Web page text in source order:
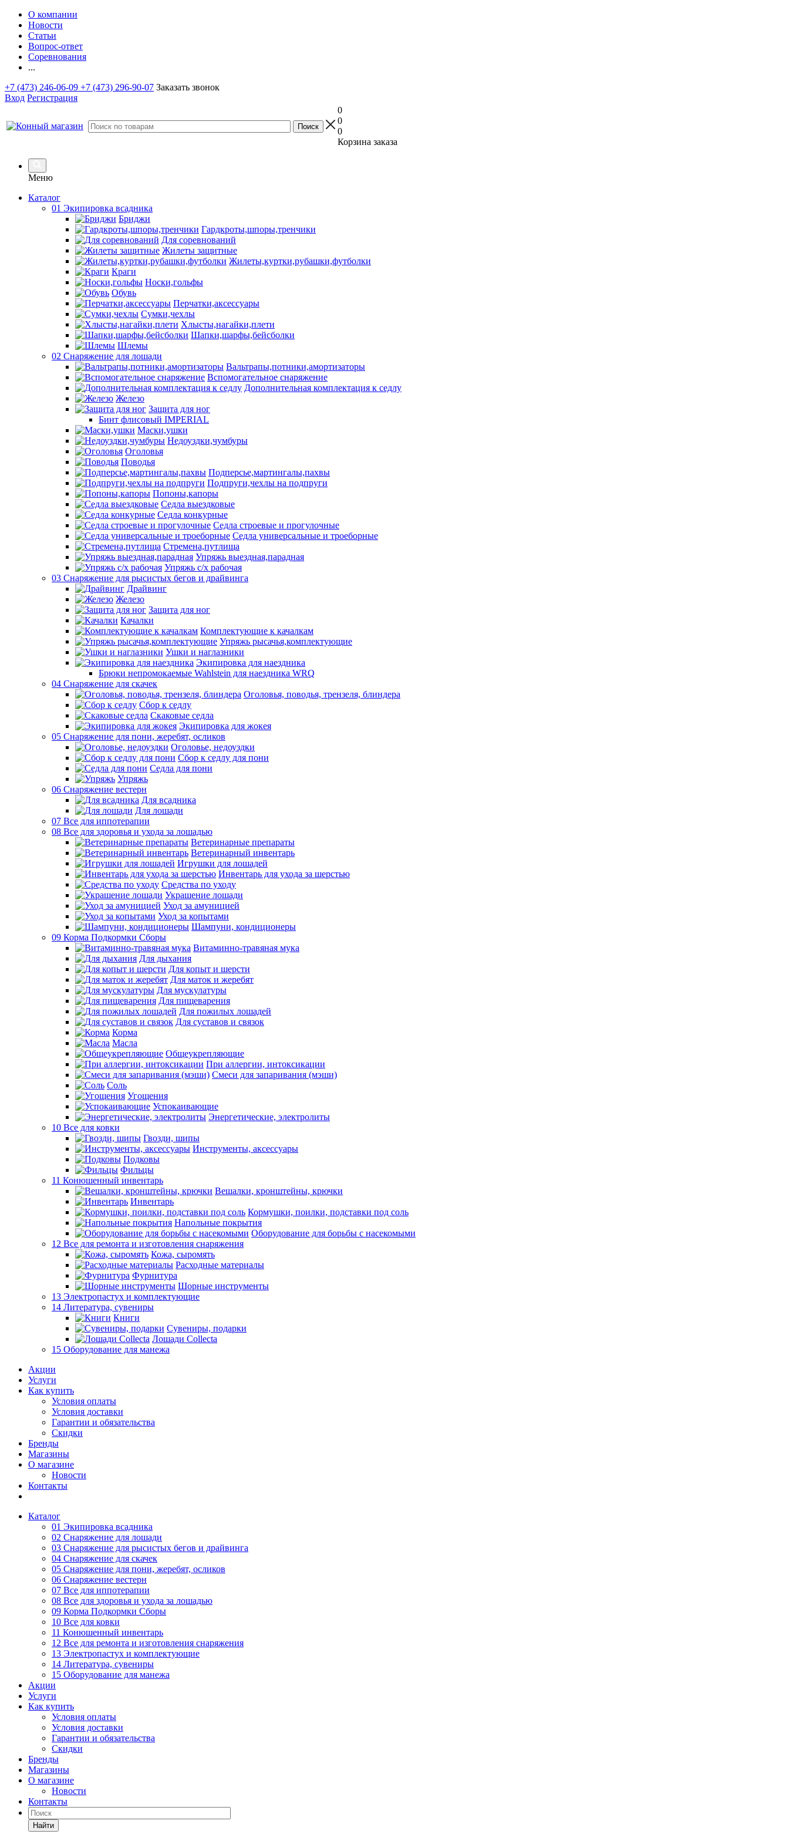
О компании
Новости
Статьи
Вопрос-ответ
Соревнования
...
+7 (473) 246-06-09 +7 (473) 296-90-07 Заказать звонок
Вход Регистрация
0
0
0
Корзина заказа
Меню
Каталог
01 Экипировка всадника
Бриджи
Гардкроты,шпоры,тренчики
Для соревнований
Жилеты защитные
Жилеты,куртки,рубашки,футболки
Краги
Носки,гольфы
Обувь
Перчатки,аксессуары
Сумки,чехлы
Хлысты,нагайки,плети
Шапки,шарфы,бейсболки
Шлемы
02 Снаряжение для лошади
Вальтрапы,потники,амортизаторы
Вспомогательное снаряжение
Дополнительная комплектация к седлу
Железо
Защита для ног
Бинт флисовый IMPERIAL
Маски,ушки
Недоуздки,чумбуры
Оголовья
Поводья
Подперсье,мартингалы,пахвы
Подпруги,чехлы на подпруги
Попоны,капоры
Седла выездковые
Седла конкурные
Седла строевые и прогулочные
Седла универсальные и троеборные
Стремена,путлища
Упряжь выездная,парадная
Упряжь с/х рабочая
03 Снаряжение для рысистых бегов и драйвинга
Драйвинг
Железо
Защита для ног
Качалки
Комплектующие к качалкам
Упряжь рысачья,комплектующие
Ушки и наглазники
Экипировка для наездника
Брюки непромокаемые Wahlstein для наездника WRQ
04 Снаряжение для скачек
Оголовья, поводья, трензеля, блиндера
Сбор к седлу
Скаковые седла
Экипировка для жокея
05 Снаряжение для пони, жеребят, осликов
Оголовье, недоуздки
Сбор к седлу для пони
Седла для пони
Упряжь
06 Снаряжение вестерн
Для всадника
Для лошади
07 Все для иппотерапии
08 Все для здоровья и ухода за лошадью
Ветеринарные препараты
Ветеринарный инвентарь
Игрушки для лошадей
Инвентарь для ухода за шерстью
Средства по уходу
Украшение лошади
Уход за амуницией
Уход за копытами
Шампуни, кондиционеры
09 Корма Подкормки Сборы
Витаминно-травяная мука
Для дыхания
Для копыт и шерсти
Для маток и жеребят
Для мускулатуры
Для пищеварения
Для пожилых лошадей
Для суставов и связок
Корма
Масла
Общеукрепляющие
При аллергии, интоксикации
Смеси для запаривания (мэши)
Соль
Угощения
Успокаивающие
Энергетические, электролиты
10 Все для ковки
Гвозди, шипы
Инструменты, аксессуары
Подковы
Фильцы
11 Конюшенный инвентарь
Вешалки, кронштейны, крючки
Инвентарь
Кормушки, поилки, подставки под соль
Напольные покрытия
Оборудование для борьбы с насекомыми
12 Все для ремонта и изготовления снаряжения
Кожа, сыромять
Расходные материалы
Фурнитура
Шорные инструменты
13 Электропастух и комплектующие
14 Литература, сувениры
Книги
Сувениры, подарки
Лошади Collecta
15 Оборудование для манежа
Акции
Услуги
Как купить
Условия оплаты
Условия доставки
Гарантии и обязательства
Скидки
Бренды
Магазины
О магазине
Новости
Контакты
Каталог
01 Экипировка всадника
02 Снаряжение для лошади
03 Снаряжение для рысистых бегов и драйвинга
04 Снаряжение для скачек
05 Снаряжение для пони, жеребят, осликов
06 Снаряжение вестерн
07 Все для иппотерапии
08 Все для здоровья и ухода за лошадью
09 Корма Подкормки Сборы
10 Все для ковки
11 Конюшенный инвентарь
12 Все для ремонта и изготовления снаряжения
13 Электропастух и комплектующие
14 Литература, сувениры
15 Оборудование для манежа
Акции
Услуги
Как купить
Условия оплаты
Условия доставки
Гарантии и обязательства
Скидки
Бренды
Магазины
О магазине
Новости
Контакты
Найти